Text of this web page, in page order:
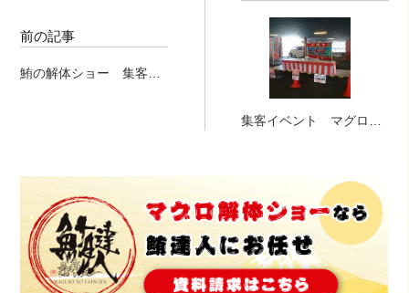
前の記事
鮪の解体ショー 集客イ
集客イベント マグロ解